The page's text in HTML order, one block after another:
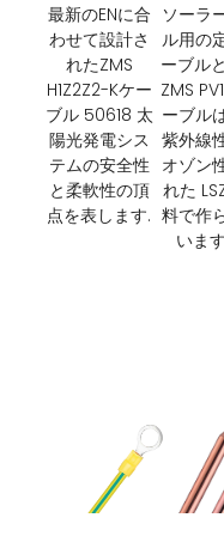
最新のENに合
わせて設計さ
れたZMS
H1Z2Z2-Kケー
ブル 50618 太
陽光発電シス
テムの安全性
と柔軟性の頂
点を表します.
ソーラ
ル用の
ーブル
ZMS
ーブル
紫外線
オゾン
れた
料で作
いま